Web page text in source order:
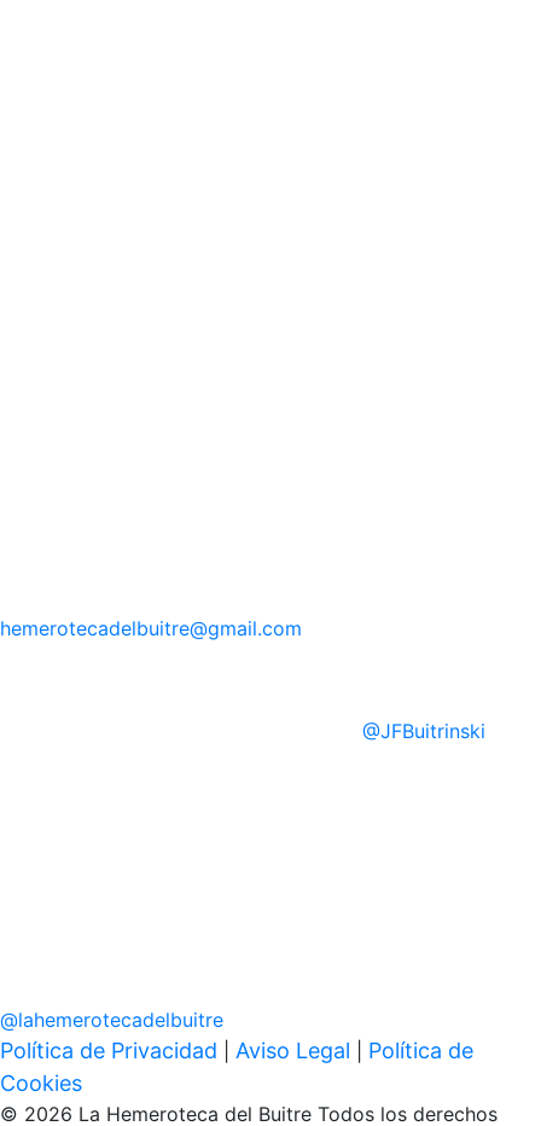
hemerotecadelbuitre@gmail.com
@JFBuitrinski
@lahemerotecadelbuitre
Política de Privacidad Aviso Legal
Política de
Cookies
© 2026 La Hemeroteca del Buitre Todos los derechos